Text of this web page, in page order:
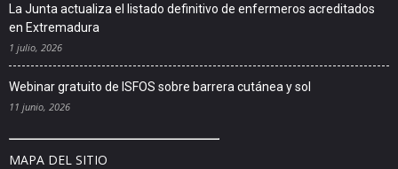
La Junta actualiza el listado definitivo de enfermeros acreditados
en Extremadura
1 julio, 2026
Webinar gratuito de ISFOS sobre barrera cutánea y sol
11 junio, 2026
MAPA DEL SITIO